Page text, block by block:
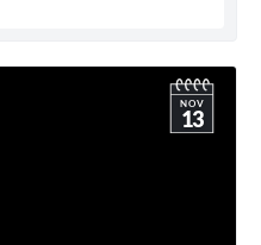
NOV
13